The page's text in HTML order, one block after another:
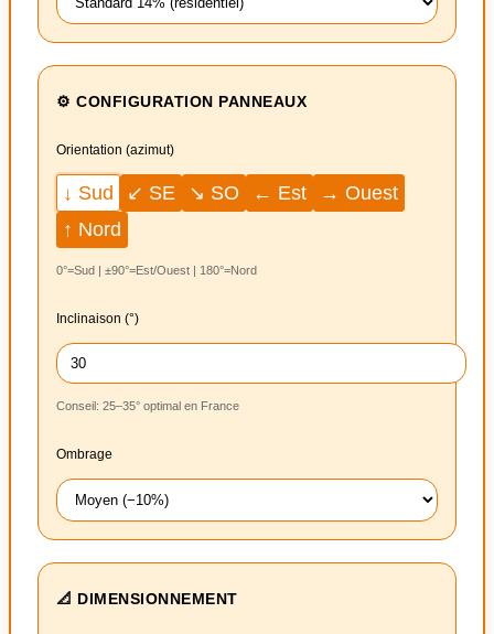
⚙️ CONFIGURATION PANNEAUX
Orientation (azimut)
↓ Sud ↙ SE ↘ SO ← Est
→ Ouest
↑ Nord
0°=Sud | ±90°=Est/Ouest | 180°=Nord
Inclinaison (°)
Conseil: 25–35° optimal en France
Ombrage
📐 DIMENSIONNEMENT